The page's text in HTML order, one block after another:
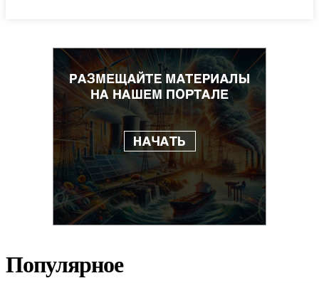
Популярное